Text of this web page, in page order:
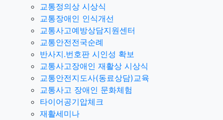
교통정의상 시상식
교통장애인 인식개선
교통사고예방상담지원센터
교통안전전국순례
반사지.번호판 시인성 확보
교통사고장애인 재활상 시상식
교통안전지도사(동료상담)교육
교통사고 장애인 문화체험
타이어공기압체크
재활세미나